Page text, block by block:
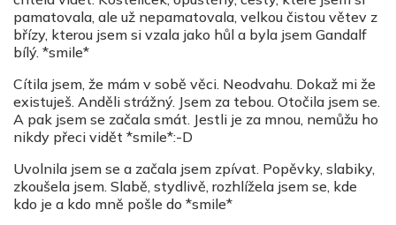
pamatovala, ale už nepamatovala, velkou čistou větev z
břízy, kterou jsem si vzala jako hůl a byla jsem Gandalf
bílý. *smile*
Cítila jsem, že mám v sobě věci. Neodvahu. Dokaž mi že
existuješ. Anděli strážný. Jsem za tebou. Otočila jsem se.
A pak jsem se začala smát. Jestli je za mnou, nemůžu ho
nikdy přeci vidět *smile*:-D
Uvolnila jsem se a začala jsem zpívat. Popěvky, slabiky,
zkoušela jsem. Slabě, stydlivě, rozhlížela jsem se, kde
kdo je a kdo mně pošle do *smile*